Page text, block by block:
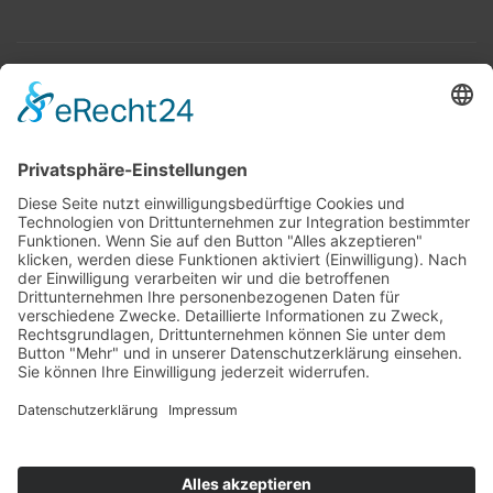
Jahrescharts
Top 100
Hot 50
Top Neueinsteiger
Highscores